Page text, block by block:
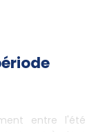
entre l'été